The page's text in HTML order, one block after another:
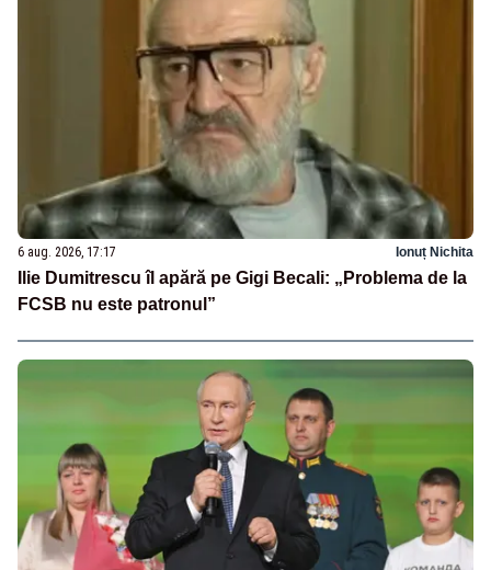
6 aug. 2026, 17:17 Ionuț Nichita
Ilie Dumitrescu îl apără pe Gigi Becali: „Problema de la
FCSB nu este patronul”